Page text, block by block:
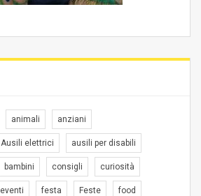
animali anziani
Ausili elettrici ausili per disabili
bambini consigli curiosità
eventi festa Feste food